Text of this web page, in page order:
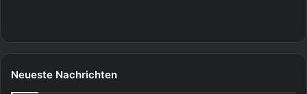
Neueste Nachrichten